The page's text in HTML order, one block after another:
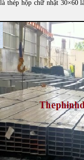
thép hộp chữ nhật 30×60